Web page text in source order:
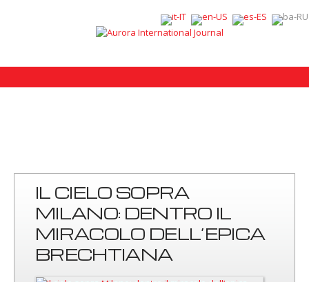
IL CIELO SOPRA
MILANO: DENTRO IL
MIRACOLO DELL’EPICA
BRECHTIANA